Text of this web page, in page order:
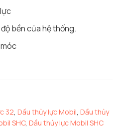
bền của hệ thống.
32, Dầu thủy lực Mobil, Dầu thủy
SHC, Dầu thủy lực Mobil SHC